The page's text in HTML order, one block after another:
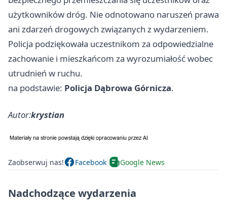
użytkowników dróg. Nie odnotowano naruszeń prawa
ani zdarzeń drogowych związanych z wydarzeniem.
Policja podziękowała uczestnikom za odpowiedzialne
zachowanie i mieszkańcom za wyrozumiałość wobec
utrudnień w ruchu.
na podstawie: Policja Dąbrowa Górnicza.
Autor:krystian
Zaobserwuj nas! Facebook Google News
Nadchodzące wydarzenia